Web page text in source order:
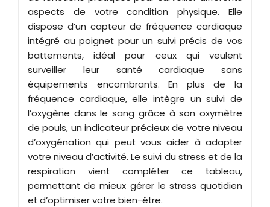
aspects de votre condition physique. Elle
dispose d’un capteur de fréquence cardiaque
intégré au poignet pour un suivi précis de vos
battements, idéal pour ceux qui veulent
surveiller leur santé cardiaque sans
équipements encombrants. En plus de la
fréquence cardiaque, elle intègre un suivi de
l’oxygène dans le sang grâce à son oxymètre
de pouls, un indicateur précieux de votre niveau
d’oxygénation qui peut vous aider à adapter
votre niveau d’activité. Le suivi du stress et de la
respiration vient compléter ce tableau,
permettant de mieux gérer le stress quotidien
et d’optimiser votre bien-être.